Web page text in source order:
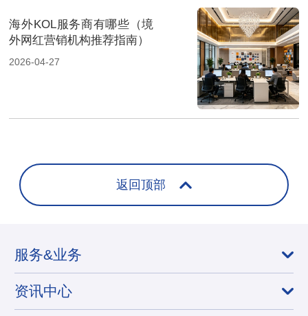
海外KOL服务商有哪些（境
外网红营销机构推荐指南）
2026-04-27
返回顶部
服务&业务
资讯中心